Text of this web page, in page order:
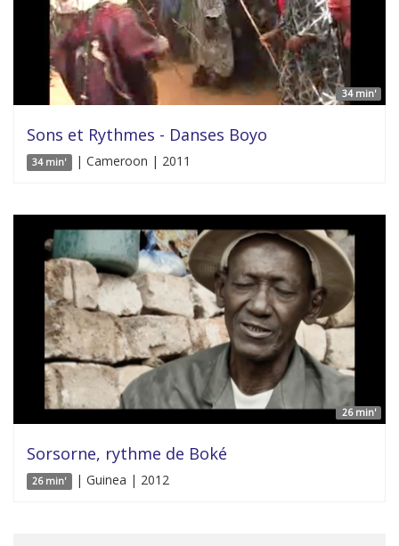
34 min'
Sons et Rythmes - Danses Boyo
34 min' | Cameroon | 2011
26 min'
Sorsorne, rythme de Boké
26 min' | Guinea | 2012